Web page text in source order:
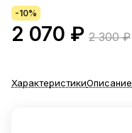
-10%
2 070 ₽ 2 300 ₽
ХарактеристикиОписание